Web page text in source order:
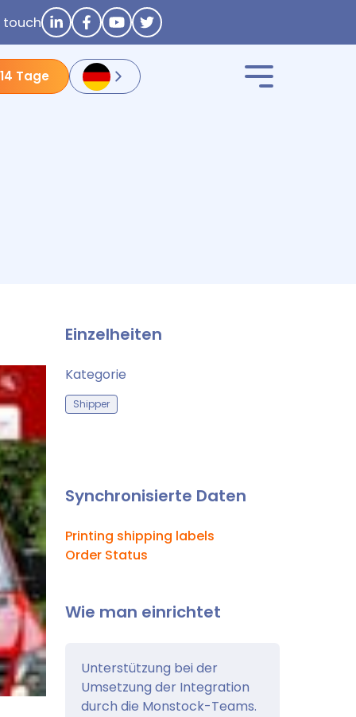
touch
Tage
Einzelheiten
Kategorie
Shipper
Synchronisierte Daten
Printing shipping labels
Order Status
Wie man einrichtet
Unterstützung bei der
Umsetzung der Integration
durch die Monstock-Teams.